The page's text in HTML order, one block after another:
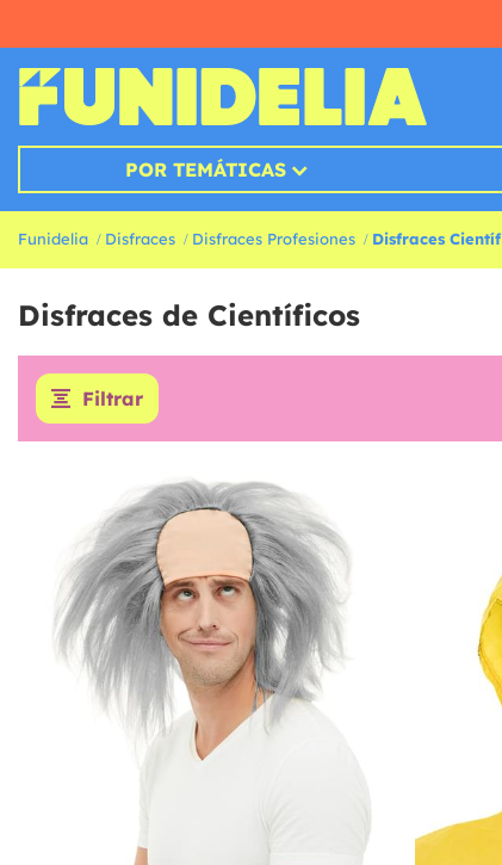
POR TEMÁTICAS
Funidelia Disfraces Disfraces Profesiones Disfraces
Disfraces de Científicos
Filtrar